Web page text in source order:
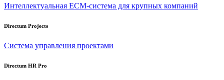
Интеллектуальная ECM-система для крупных компаний
Directum Projects
Система управления проектами
Directum HR Pro